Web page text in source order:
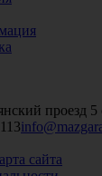
проезд 5
сайта